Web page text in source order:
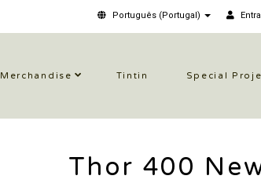
Português (Portugal)
Merchandise Tintin Special
Thor 400